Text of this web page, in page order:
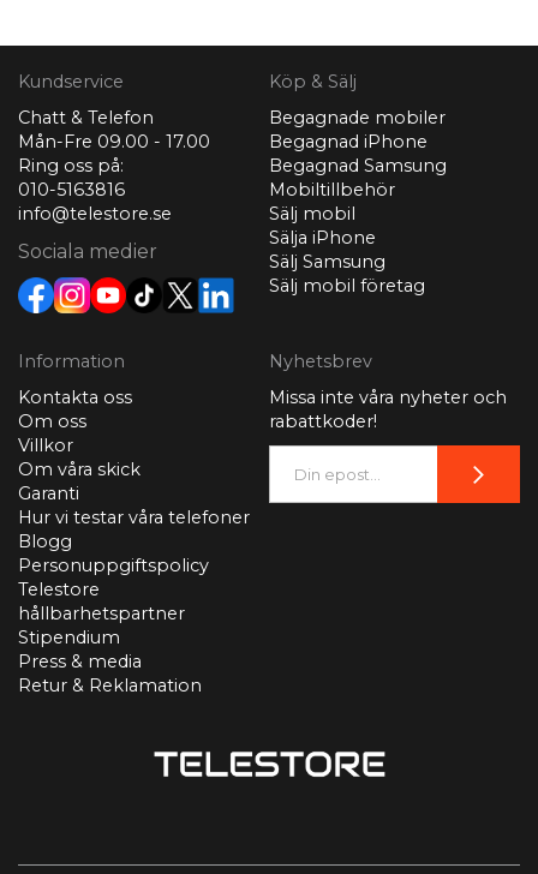
Kundservice
Chatt & Telefon
Mån-Fre 09.00 - 17.00
Ring oss på:
010-5163816
info@telestore.se
Sociala medier
Köp & Sälj
Begagnade mobiler
Begagnad iPhone
Begagnad Samsung
Mobiltillbehör
Sälj mobil
Sälja iPhone
Sälj Samsung
Sälj mobil företag
Information
Kontakta oss
Om oss
Villkor
Om våra skick
Garanti
Hur vi testar våra telefoner
Blogg
Personuppgiftspolicy
Telestore
hållbarhetspartner
Stipendium
Press & media
Retur & Reklamation
Nyhetsbrev
Missa inte våra nyheter och
rabattkoder!